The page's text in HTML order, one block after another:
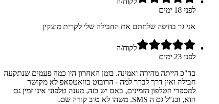
לפני 18 ימים
אני גר בחיפה שלחתם את החבילה שלי לקרית מוצקין
לקוח/ה
לפני 23 ימים
בד"כ הייתה מהירה ואמינה. בזמן האחרון היו כמה פעמים שנתקעה
חבילה ואין דרך לברר למה - הרובוט בוואטסאפ לא מקושר
למספרי הטלפון הזמינים, באם יש כזה, מענה טלפוני אינו זמין גם
הוא, וכנ"ל גם ה SMS. משהו לא טוב קורה שם.